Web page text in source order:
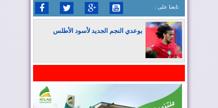
: تابعنا على
بوعدي النجم الجديد لأسود الأطلس